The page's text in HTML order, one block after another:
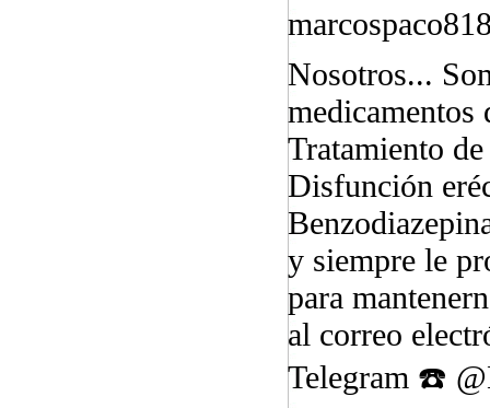
Nosotros...
medicamentos
Tratamiento
Disfunción
y siempre le
para
al correo
Telegram ☎️